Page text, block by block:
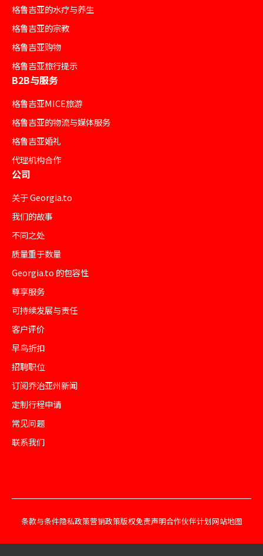
格鲁吉亚的水疗与养生
格鲁吉亚的宗教
格鲁吉亚购物
格鲁吉亚旅行提示
B2B与服务
格鲁吉亚MICE旅游
格鲁吉亚的物流与媒体服务
格鲁吉亚婚礼
代理机构合作
公司
关于 Georgia.to
我们的故事
不同之处
质量重于数量
Georgia.to 的包容性
尊享服务
可持续发展与责任
客户评价
早鸟折扣
招聘职位
订阅乔治亚州新闻
定制行程申请
常见问题
联系我们
条款与条件隐私政策营销政策版权免责声明合作伙伴计划网站地图